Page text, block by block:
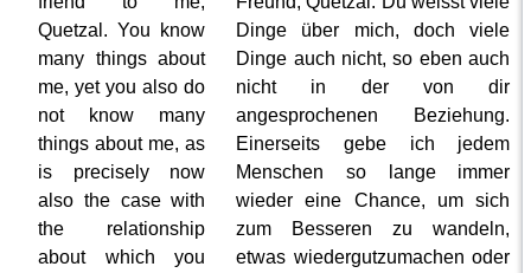
Quetzal. You know
many things about
me, yet you also do
not know many
things about me, as
is precisely now
also the case with
the relationship
about which you
Dinge über mich, doch viele
Dinge auch nicht, so eben auch
nicht in der von dir
angesprochenen Beziehung.
Einerseits gebe ich jedem
Menschen so lange immer
wieder eine Chance, um sich
zum Besseren zu wandeln,
etwas wiedergutzumachen oder